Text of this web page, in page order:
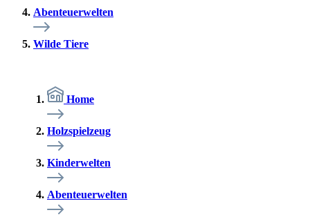
Abenteuerwelten
Wilde Tiere
Home
Holzspielzeug
Kinderwelten
Abenteuerwelten